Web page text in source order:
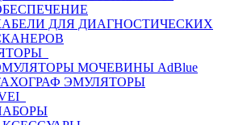
ДЛЯ ДИАГНОСТИЧЕСКИХ
МОЧЕВИНЫ АdBlue
ЭМУЛЯТОРЫ